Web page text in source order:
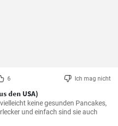
6 Ich mag nicht
den USA)
keine gesunden Pancakes,
und einfach sind sie auch